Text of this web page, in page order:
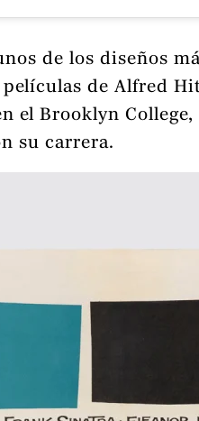
de los diseños
de Alfred
el Brooklyn
su carrera.